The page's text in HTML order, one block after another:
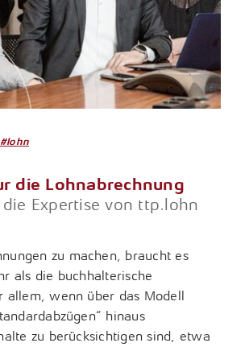
#lohn
die Lohnabrechnung
Expertise von ttp.lohn
zu machen, braucht es
als die buchhalterische
allem, wenn über das Modell
hinaus
zu berücksichtigen sind, etwa